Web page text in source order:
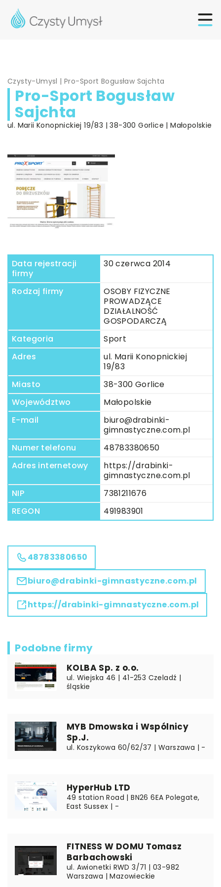
Czysty-Umysl |Pro-Sport Bogusław Sajchta
Pro-Sport Bogusław
Sajchta
ul. Marii Konopnickiej 19/83 | 38-300 Gorlice | Małopolskie
Data rejestracji
firmy
30 czerwca 2014
Rodzaj firmy
OSOBY FIZYCZNE
PROWADZĄCE
DZIAŁALNOŚĆ
GOSPODARCZĄ
Kategoria
Sport
Adres
ul. Marii Konopnickiej
19/83
Miasto
38-300 Gorlice
Województwo
Małopolskie
E-mail
biuro@drabinki-
gimnastyczne.com.pl
Numer telefonu
48783380650
Adres internetowy
https://drabinki-
gimnastyczne.com.pl
NIP
7381211676
REGON
491983901
48783380650
biuro@drabinki-gimnastyczne.com.pl
https://drabinki-gimnastyczne.com.pl
Podobne firmy
KOLBA Sp. z o.o.
ul. Wiejska 46 | 41-253 Czeladź |
śląskie
MYB Dmowska i Wspólnicy
Sp.J.
ul. Koszykowa 60/62/37 | Warszawa | -
HyperHub LTD
49 station Road | BN26 6EA Polegate,
East Sussex | -
FITNESS W DOMU Tomasz
Barbachowski
ul. Awionetki RWD 3/71 | 03-982
Warszawa | Mazowieckie